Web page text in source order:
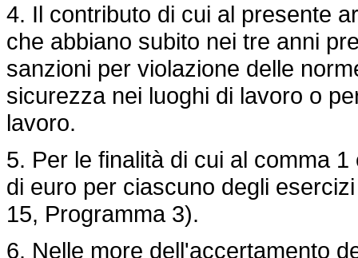
4. Il contributo di cui al presente
che abbiano subito nei tre anni
sanzioni per violazione delle
sicurezza nei luoghi di lavoro o
lavoro.
5. Per le finalità di cui al comma
di euro per ciascuno degli
15, Programma 3).
6. Nelle more dell'accertamento